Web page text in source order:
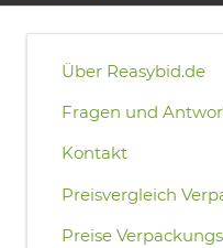
Über Reasybid.de
Fragen und
Kontakt
Preisvergleich
Preise